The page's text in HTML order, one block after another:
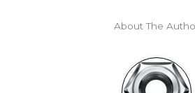
About The